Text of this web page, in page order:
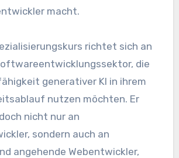
macht.
richtet sich an
die
generativer KI in ihrem
nutzen möchten. Er
nicht nur an
sondern auch an
angehende Webentwickler,